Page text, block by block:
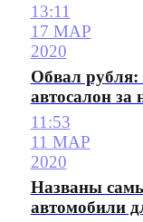
13:11
17 МАР
2020
Обвал рубля:
автосалон
11:53
11 МАР
2020
Названы
автомобили